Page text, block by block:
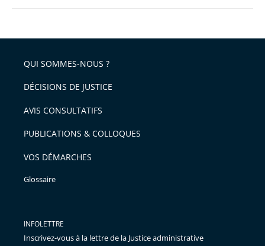
QUI SOMMES-NOUS ?
DÉCISIONS DE JUSTICE
AVIS CONSULTATIFS
PUBLICATIONS & COLLOQUES
VOS DÉMARCHES
Glossaire
INFOLETTRE
Inscrivez-vous à la lettre de la Justice administrative